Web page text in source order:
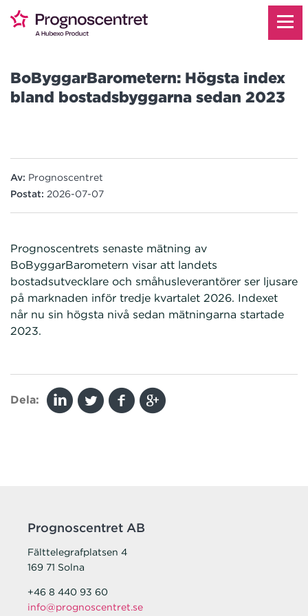
BoByggarBarometern: Högsta index
bland bostadsbyggarna sedan 2023
Av: Prognoscentret
Postat: 2026-07-07
Prognoscentrets senaste mätning av
BoByggarBarometern visar att landets
bostadsutvecklare och småhusleverantörer ser ljusare
på marknaden inför tredje kvartalet 2026. Indexet
når nu sin högsta nivå sedan mätningarna startade
2023.
Dela:
Prognoscentret AB
Fälttelegrafplatsen 4
169 71 Solna
+46 8 440 93 60
info@prognoscentret.se